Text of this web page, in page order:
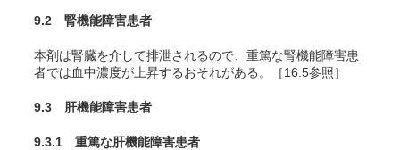
9.2 腎機能障害患者
本剤は腎臓を介して排泄されるので、重篤な腎機能障害患
者では血中濃度が上昇するおそれがある。［16.5参照］
9.3 肝機能障害患者
9.3.1 重篤な肝機能障害患者